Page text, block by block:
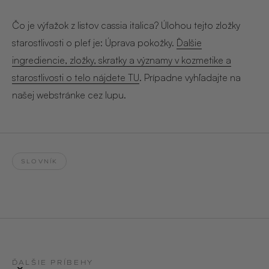
Čo je výťažok z listov cassia italica? Úlohou tejto zložky
starostlivosti o pleť je: Úprava pokožky. Ďalšie
ingrediencie, zložky, skratky a významy v kozmetike a
starostlivosti o telo nájdete TU. Prípadne vyhľadajte na
našej webstránke cez lupu.
SLOVNÍK
ĎALŠIE PRÍBEHY
€29,90 €24,90
MUCUMU
Candle
ROUGE
€24,90
MUCUMU
Essentials set
L´AMOUR
L´AMOUR
Hand Cream Serum
Nail Oil
Candles